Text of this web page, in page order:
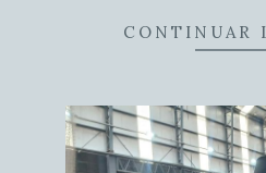
CONTINUAR